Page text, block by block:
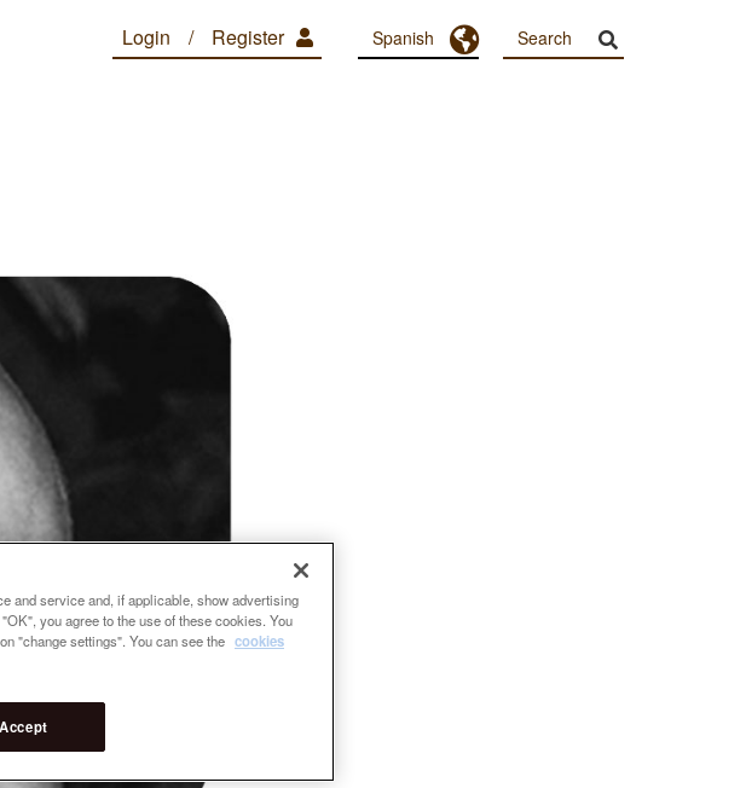
Register
Login Spanish Toggle Dropdown
and service and, if applicable, show advertising
you agree to the use of these cookies. You
"change settings". You can see the cookies
Accept